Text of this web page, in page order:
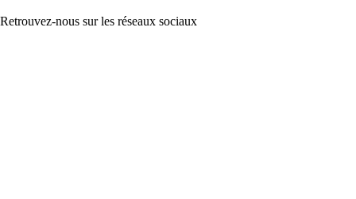
Retrouvez-nous sur les réseaux sociaux